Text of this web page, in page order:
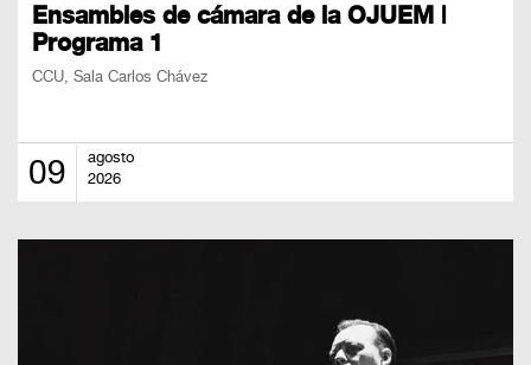
Ensambles de cámara de la OJUEM |
Programa 1
CCU, Sala Carlos Chávez
09
agosto
2026